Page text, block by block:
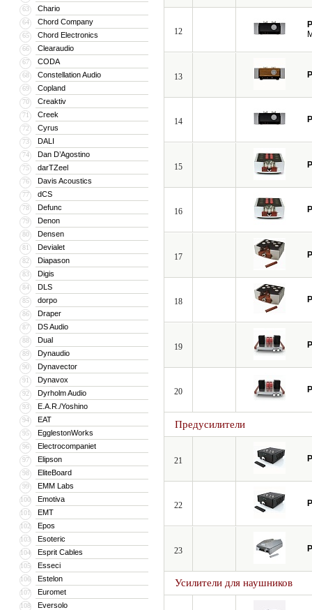
63 Chario
64 Chord Company
65 Chord Electronics
66 Clearaudio
67 CODA
68 Constellation Audio
69 Copland
70 Creaktiv
71 Creek
72 Cyrus
73 DALI
74 Dan D’Agostino
75 darTZeel
76 Davis Acoustics
77 dCS
78 Defunc
79 Denon
80 Densen
81 Devialet
82 Diapason
83 Digis
84 DLS
85 dorpo
86 Draper
87 DS Audio
88 Dual
89 Dynaudio
90 Dynavector
91 Dynavox
92 Dyrholm Audio
93 E.A.R./Yoshino
94 EAT
95 EgglestonWorks
96 Electrocompaniet
97 Elipson
98 EliteBoard
99 EMM Labs
100 Emotiva
101 EMT
102 Epos
103 Esoteric
104 Esprit Cables
105 Esseci
106 Estelon
107 Euromet
108 Eversolo
12
13
14
15
16
17
18
19
20
Предусилители
21
22
23
Усилители для наушников